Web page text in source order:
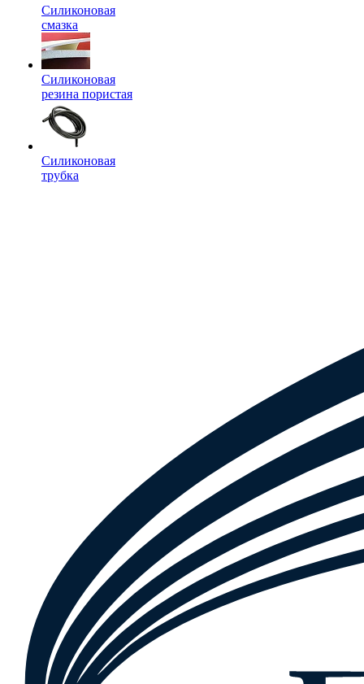
Силиконовая
смазка
Силиконовая
резина пористая
Силиконовая
трубка